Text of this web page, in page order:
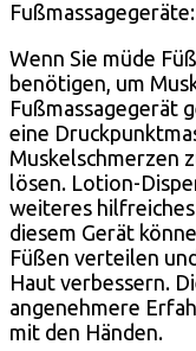
Fußmassagegeräte:
Wenn Sie müde
benötigen, um
Fußmassagegerät
eine
Muskelschmerzen
lösen. Lotion-
weiteres
diesem Gerät
Füßen verteilen
Haut verbessern.
angenehmere
mit den Händen.